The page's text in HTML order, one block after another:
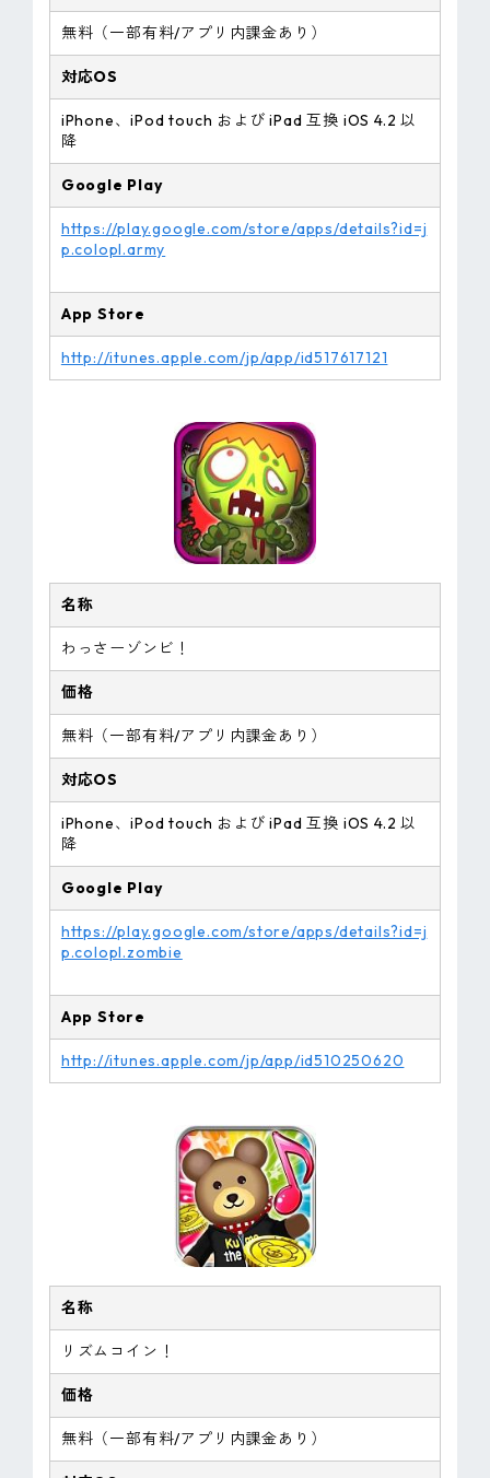
無料（一部有料/アプリ内課金あり）
対応OS
iPhone、iPod touch および iPad 互換 iOS 4.2 以
降
Google Play
https://play.google.com/store/apps/details?id=j
p.colopl.army
App Store
http://itunes.apple.com/jp/app/id517617121
名称
わっさーゾンビ！
価格
無料（一部有料/アプリ内課金あり）
対応OS
iPhone、iPod touch および iPad 互換 iOS 4.2 以
降
Google Play
https://play.google.com/store/apps/details?id=j
p.colopl.zombie
App Store
http://itunes.apple.com/jp/app/id510250620
名称
リズムコイン！
価格
無料（一部有料/アプリ内課金あり）